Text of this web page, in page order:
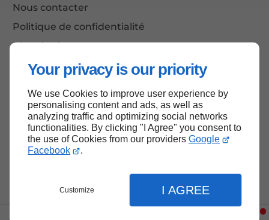
Your privacy is our priority
We use Cookies to improve user experience by
personalising content and ads, as well as
analyzing traffic and optimizing social networks
functionalities. By clicking "I Agree" you consent to
the use of Cookies from our providers Google
Facebook
.
Customize I AGREE
Nous contacter
Politique de confidentialité
Plan du site
Haut de page